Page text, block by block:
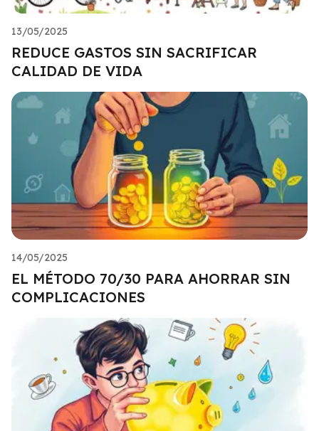
13/05/2025
REDUCE GASTOS SIN SACRIFICAR
CALIDAD DE VIDA
14/05/2025
EL MÉTODO 70/30 PARA AHORRAR SIN
COMPLICACIONES